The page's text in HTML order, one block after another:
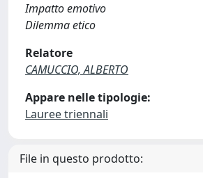
Impatto emotivo
Dilemma etico
Relatore
CAMUCCIO, ALBERTO
Appare nelle tipologie:
Lauree triennali
File in questo prodotto: